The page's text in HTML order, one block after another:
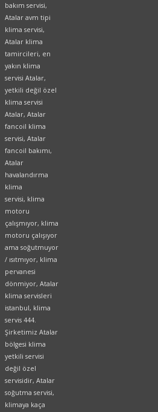
bakım servisi,
Atalar avm tipi
klima servisi,
Atalar klima
tamircileri, en
yakın klima
servisi Atalar,
yetkili değil özel
klima servisi
Atalar, Atalar
fancoil klima
servisi, Atalar
fancoil bakımı,
Atalar
havalandırma
klima
servisi, klima
motoru
çalışmıyor, klima
motoru çalışıyor
ama soğutmuyor
/ ısıtmıyor, klima
pervanesi
dönmiyor, Atalar
klima servisleri
istanbul, klima
servis 444.
Şirketimiz Atalar
bölgesi klima
yetkili servisi
değil özel
servisidir, Atalar
soğutma servisi,
klimaya kaça